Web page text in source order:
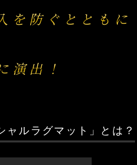
を防ぐとともに
演出！
ルラグマット」とは？